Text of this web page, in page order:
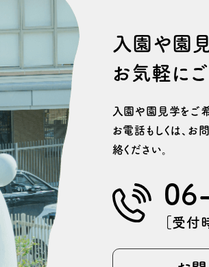
⼊園や園
お気軽に
⼊園や園⾒学をご
お電話もしくは、
お
絡ください。
［受